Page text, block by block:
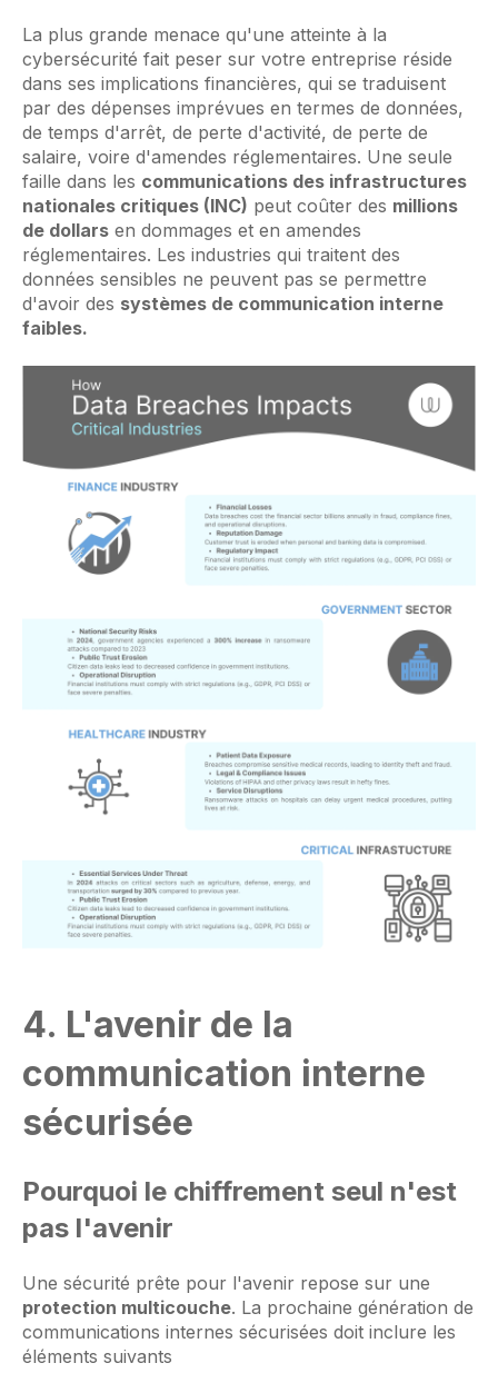
La plus grande menace qu'une atteinte à la
cybersécurité fait peser sur votre entreprise réside
dans ses implications financières, qui se traduisent
par des dépenses imprévues en termes de données,
de temps d'arrêt, de perte d'activité, de perte de
salaire, voire d'amendes réglementaires. Une seule
faille dans les communications des infrastructures
nationales critiques (INC) peut coûter des millions
de dollars en dommages et en amendes
réglementaires. Les industries qui traitent des
données sensibles ne peuvent pas se permettre
d'avoir des systèmes de communication interne
faibles.
4. L'avenir de la
communication interne
sécurisée
Pourquoi le chiffrement seul n'est
pas l'avenir
Une sécurité prête pour l'avenir repose sur une
protection multicouche. La prochaine génération de
communications internes sécurisées doit inclure les
éléments suivants